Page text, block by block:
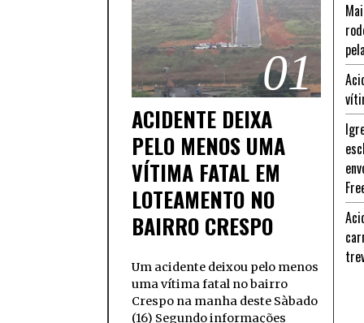
01
ACIDENTE DEIXA
PELO MENOS UMA
VÍTIMA FATAL EM
LOTEAMENTO NO
BAIRRO CRESPO
Um acidente deixou pelo menos
uma vítima fatal no bairro
Crespo na manha deste Sàbado
(16) Segundo informações